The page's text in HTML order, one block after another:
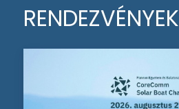
RENDEZVÉNYEK